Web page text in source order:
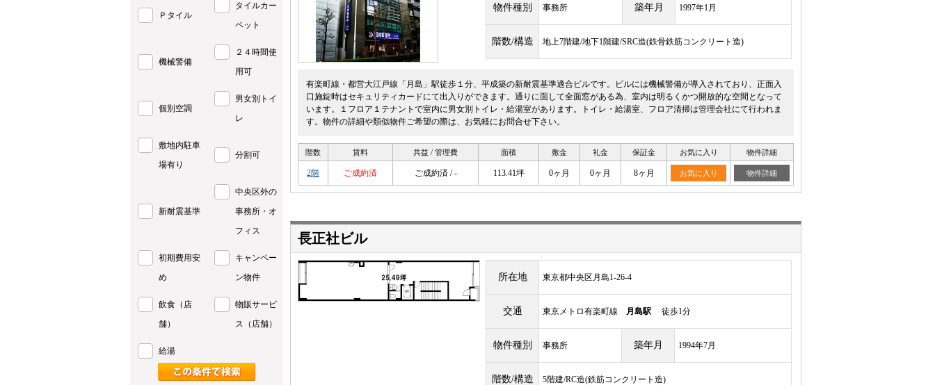
物件種別 事務所 築年月 1997年1月
階数/構造 地上7階建/地下1階建/SRC造(鉄骨鉄筋コンクリート造)
有楽町線・都営大江戸線「月島」駅徒歩１分、平成築の新耐震基準適合ビルです。ビルには機械警備が導入されており、正面入
口施錠時はセキュリティカードにて出入りができます。通りに面して全面窓がある為、室内は明るくかつ開放的な空間となって
います。１フロア１テナントで室内に男女別トイレ・給湯室があります。トイレ・給湯室、フロア清掃は管理会社にて行われま
す。物件の詳細や類似物件ご希望の際は、お気軽にお問合せ下さい。
階数 賃料 共益 / 管理費 面積 敷金 礼金 保証金 お気に入り 物件詳細
2階 ご成約済 ご成約済 / - 113.41坪 0ヶ月 0ヶ月 8ヶ月 お気に入り 物件詳細
長正社ビル
所在地 東京都中央区月島1-26-4
交通 東京メトロ有楽町線 月島駅 徒歩1分
物件種別 事務所 築年月 1994年7月
階数/構造 5階建/RC造(鉄筋コンクリート造)
Ｐタイル
タイルカー
ペット
機械警備
２４時間使
用可
個別空調
男女別トイ
レ
敷地内駐車
場有り
分割可
新耐震基準
中央区外の
事務所・オ
フィス
初期費用安
め
キャンペー
ン物件
飲食（店
舗）
物販サービ
ス（店舗）
給湯